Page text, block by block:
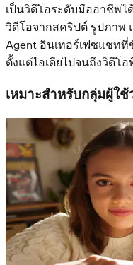
เป็นวิดีโอระดับมืออาชีพไ
วิดีโอจากสคริปต์ รูปภาพ
Agent อินเทอร์เฟซแชท
ตั้งแต่ไอเดียไปจนถึงวิดีโ
เหมาะสำหรับกลุ่มผู้ใช้